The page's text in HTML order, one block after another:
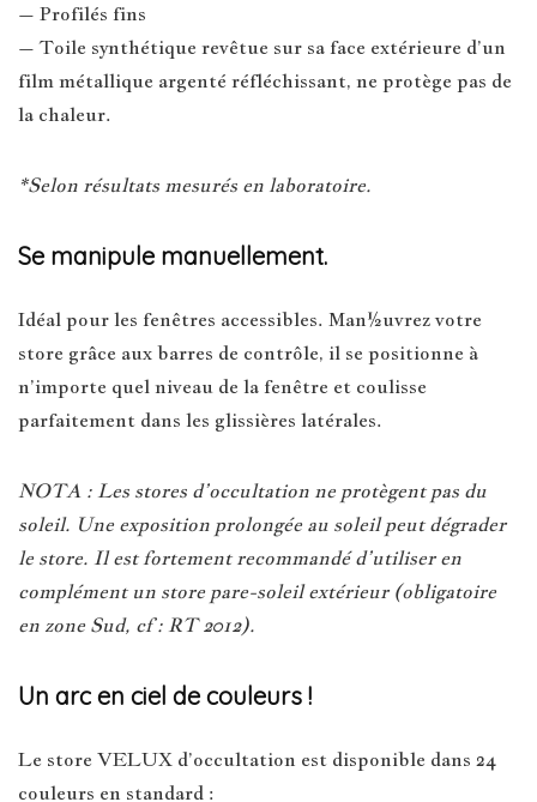
– Profilés fins
– Toile synthétique revêtue sur sa face extérieure d’un
film métallique argenté réfléchissant, ne protège pas de
la chaleur.
*Selon résultats mesurés en laboratoire.
Se manipule manuellement.
Idéal pour les fenêtres accessibles. Man½uvrez votre
store grâce aux barres de contrôle, il se positionne à
n’importe quel niveau de la fenêtre et coulisse
parfaitement dans les glissières latérales.
NOTA : Les stores d’occultation ne protègent pas du
soleil. Une exposition prolongée au soleil peut dégrader
le store. Il est fortement recommandé d’utiliser en
complément un store pare-soleil extérieur (obligatoire
en zone Sud, cf : RT 2012).
Un arc en ciel de couleurs !
Le store VELUX d’occultation est disponible dans 24
couleurs en standard :